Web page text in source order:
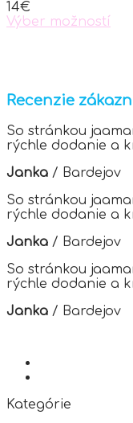
14€
Výber možností
variants.
The
options
may
be
chosen
on
the
product
page
Recenzie
So stránkou
rýchle dodanie a
Janka / Bardejov
So stránkou
rýchle dodanie a
Janka / Bardejov
So stránkou
rýchle dodanie a
Janka / Bardejov
Kategórie